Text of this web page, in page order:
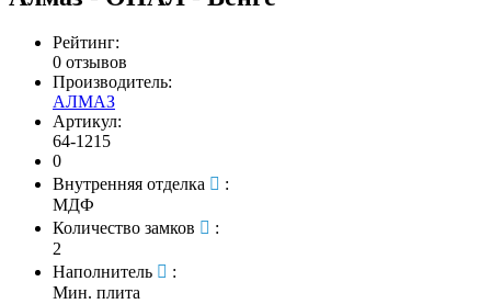
Рейтинг:
0 отзывов
Производитель:
АЛМАЗ
Артикул:
64-1215
0
Внутренняя отделка
:
МДФ
Количество замков
:
2
Наполнитель
:
Мин. плита